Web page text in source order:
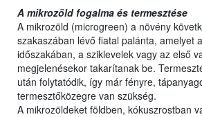
A mikrozöld fogalma és termesztése
A mikrozöld (microgreen) a növény
szakaszában lévő fiatal palánta, amelyet
időszakában, a sziklevelek vagy az első
megjelenésekor takarítanak be.
után folytatódik, így már fényre,
termesztőközegre van szükség.
A mikrozöldeket földben, kókuszrostban